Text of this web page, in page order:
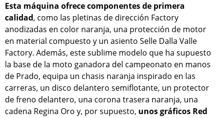
Esta máquina ofrece componentes de primera
calidad, como las pletinas de dirección Factory
anodizadas en color naranja, una protección de motor
en material compuesto y un asiento Selle Dalla Valle
Factory. Además, este sublime modelo que ha supuesto
la base de la moto ganadora del campeonato en manos
de Prado, equipa un chasis naranja inspirado en las
carreras, un disco delantero semiflotante, un protector
de freno delantero, una corona trasera naranja, una
cadena Regina Oro y, por supuesto, unos gráficos Red